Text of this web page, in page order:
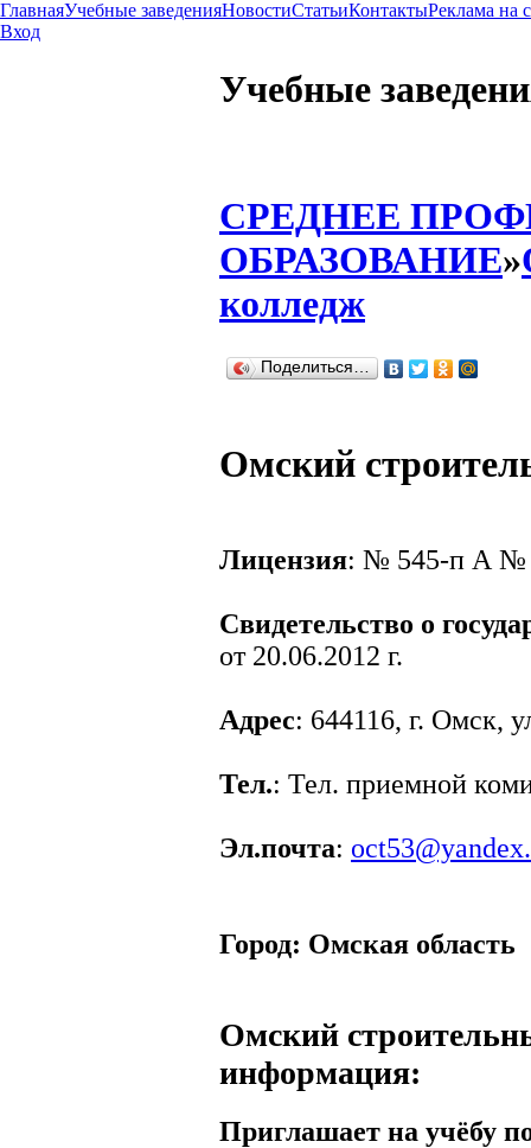
ГлавнаяУчебные заведенияНовостиСтатьиКонтактыРеклама на
Вход
Учебные
СРЕДНЕЕ
ОБРАЗОВАНИЕ»
колледж
Поделиться…
Омский
Лицензия: № 545-п А №
Свидетельство о
от 20.06.2012 г.
Адрес: 644116, г. Омск,
Тел.: Тел. приемной
Эл.почта:
Город: Омская область
Омский
информация:
Приглашает на учёбу